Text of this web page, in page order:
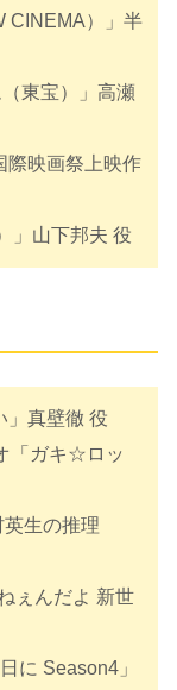
CINEMA）」半
東宝）」高瀬
際映画祭上映作
」山下邦夫 役
」真壁徹 役
「ガキ☆ロッ
生の推理
ぇんだよ 新世
に Season4」